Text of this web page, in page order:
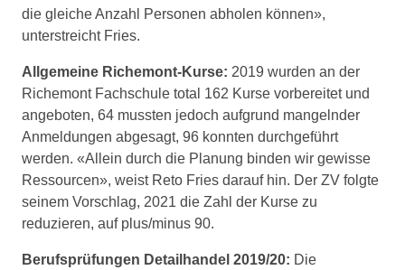
die gleiche Anzahl Personen abholen können»,
unterstreicht Fries.
Allgemeine Richemont-Kurse: 2019 wurden an der
Richemont Fachschule total 162 Kurse vorbereitet und
angeboten, 64 mussten jedoch aufgrund mangelnder
Anmeldungen abgesagt, 96 konnten durchgeführt
werden. «Allein durch die Planung binden wir gewisse
Ressourcen», weist Reto Fries darauf hin. Der ZV folgte
seinem Vorschlag, 2021 die Zahl der Kurse zu
reduzieren, auf plus/minus 90.
Berufsprüfungen Detailhandel 2019/20: Die